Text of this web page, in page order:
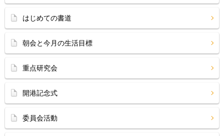
はじめての書道
朝会と今月の生活目標
重点研究会
開港記念式
委員会活動